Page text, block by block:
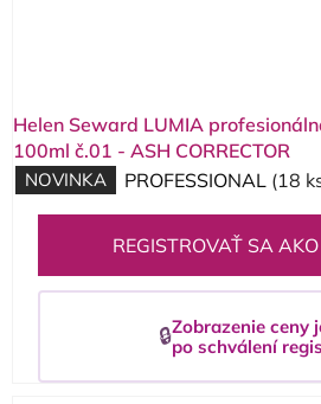
Helen Seward LUMIA
100ml č.01 - ASH CORRECTOR
NOVINKA PROFESSIONAL (18
REGISTROVAŤ SA
🔒Zobrazenie ceny
po schválení